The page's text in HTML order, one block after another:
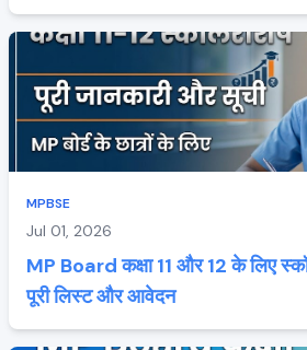
MPBSE
Jul 01, 2026
MP Board कक्षा 11 और 12 के लिए
पूरी लिस्ट और आवेदन